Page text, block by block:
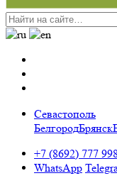
Севастополь
БелгородБрянск
+7 (8692) 777 998
WhatsApp